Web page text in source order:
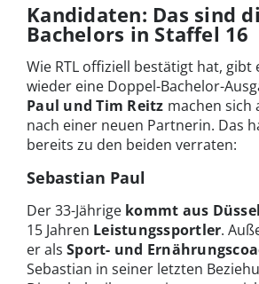
Kandidaten: Das sind
Bachelors in Staffel 16
Wie RTL offiziell bestätigt hat, gibt
wieder eine Doppel-Bachelor-
Paul und Tim Reitz machen sich
nach einer neuen Partnerin. Das
bereits zu den beiden verraten:
Sebastian Paul
Der 33-Jährige kommt aus
15 Jahren Leistungssportler.
er als Sport- und
Sebastian in seiner letzten